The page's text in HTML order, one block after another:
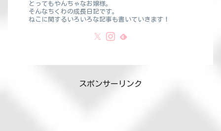
とってもやんちゃなお嬢様。
そんなちくわの成長日記です。
ねこに関するいろいろな記事も書いていきます！
スポンサーリンク